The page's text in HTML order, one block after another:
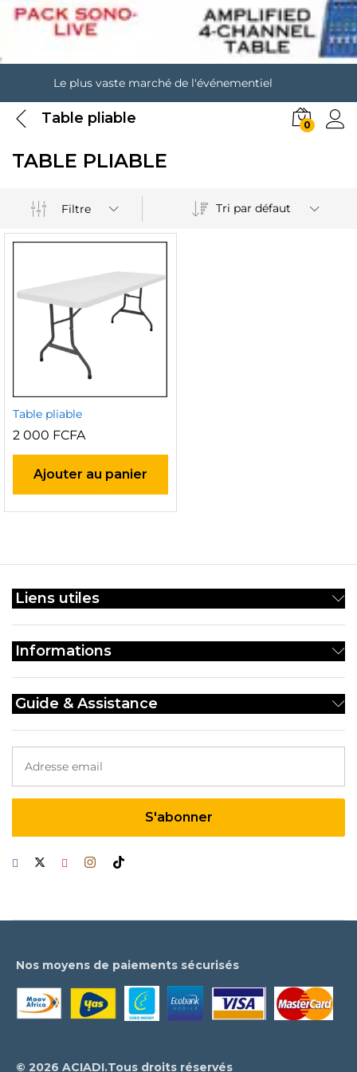
Le plus vaste marché de l'événementiel
Table pliable 0
TABLE PLIABLE
Filtre Tri par défaut
Table pliable
2 000 FCFA
Ajouter au panier
Liens utiles
Informations
Guide & Assistance
© 2026 ACIADI.Tous droits réservés
Nos moyens de paiements sécurisés